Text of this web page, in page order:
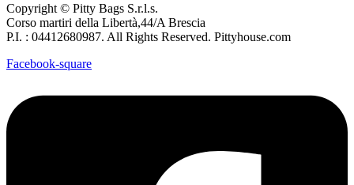
Copyright © Pitty Bags S.r.l.s.
Corso martiri della Libertà,44/A Brescia
P.I. : 04412680987. All Rights Reserved. Pittyhouse.com
Facebook-square